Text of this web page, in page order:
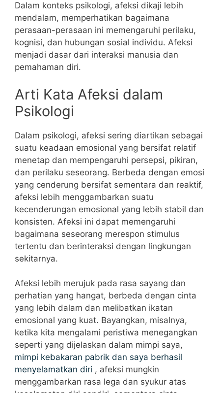
Dalam konteks psikologi, afeksi dikaji lebih
mendalam, memperhatikan bagaimana
perasaan-perasaan ini memengaruhi perilaku,
kognisi, dan hubungan sosial individu. Afeksi
menjadi dasar dari interaksi manusia dan
pemahaman diri.
Arti Kata Afeksi dalam
Psikologi
Dalam psikologi, afeksi sering diartikan sebagai
suatu keadaan emosional yang bersifat relatif
menetap dan mempengaruhi persepsi, pikiran,
dan perilaku seseorang. Berbeda dengan emosi
yang cenderung bersifat sementara dan reaktif,
afeksi lebih menggambarkan suatu
kecenderungan emosional yang lebih stabil dan
konsisten. Afeksi ini dapat memengaruhi
bagaimana seseorang merespon stimulus
tertentu dan berinteraksi dengan lingkungan
sekitarnya.
Afeksi lebih merujuk pada rasa sayang dan
perhatian yang hangat, berbeda dengan cinta
yang lebih dalam dan melibatkan ikatan
emosional yang kuat. Bayangkan, misalnya,
ketika kita mengalami peristiwa menegangkan
seperti yang dijelaskan dalam mimpi saya,
mimpi kebakaran pabrik dan saya berhasil
menyelamatkan diri , afeksi mungkin
menggambarkan rasa lega dan syukur atas